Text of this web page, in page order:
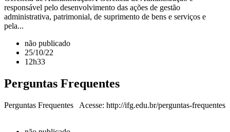
responsável pelo desenvolvimento das ações de gestão
administrativa, patrimonial, de suprimento de bens e serviços e
pela...
não publicado
25/10/22
12h33
Perguntas Frequentes
Perguntas Frequentes Acesse: http://ifg.edu.br/perguntas-frequentes